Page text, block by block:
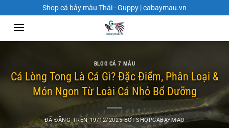
đến
dung
Shop cá bảy màu Thái - Guppy | cabaymau.vn
BLOG CÁ 7 MÀU
Cá Lòng Tong Là Cá Gì? Đặc Điểm, Phân Loại &
Món Ngon Từ Loài Cá Nhỏ Bổ Dưỡng
ĐÃ ĐĂNG TRÊN 19/12/2025 BỞI SHOPCABAYMAU